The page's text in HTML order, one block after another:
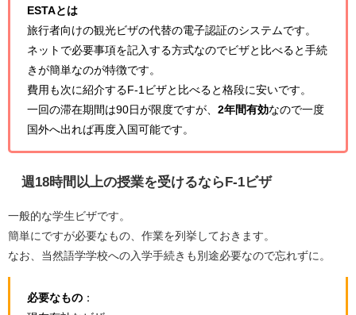
ESTAとは
旅行者向けの観光ビザの代替の電子認証のシステムです。
ネットで必要事項を記入する方式なのでビザと比べると手続
きが簡単なのが特徴です。
費用も次に紹介するF-1ビザと比べると格段に安いです。
一回の滞在期間は90日が限度ですが、 2年間有効なので一度
国外へ出れば再度入国可能です。
週18時間以上の授業を受けるならF-1ビザ
一般的な学生ビザです。
簡単にですが必要なもの、作業を列挙しておきます。
なお、当然語学学校への入学手続きも別途必要なので忘れずに。
必要なもの ：